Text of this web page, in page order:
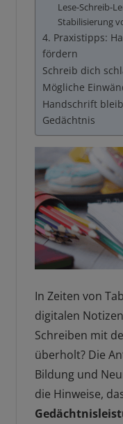
Lese-Schreib-
Stabilisierung
4. Praxistipps:
fördern
Schreib dich
Mögliche
Handschrift
Gedächtnis
In Zeiten von
digitalen
Schreiben mit
überholt? Die
Bildung und
die Hinweise,